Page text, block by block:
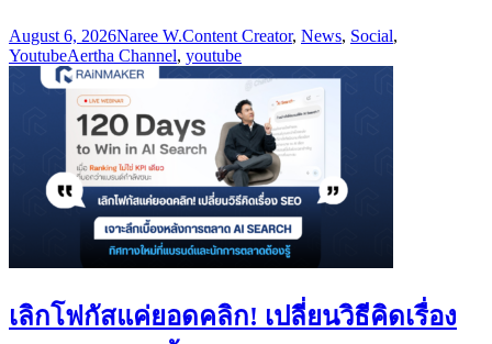
August 6, 2026Naree W.Content Creator, News, Social,
YoutubeAertha Channel, youtube
เลิกโฟกัสแค่ยอดคลิก! เปลี่ยนวิธีคิดเรื่อง